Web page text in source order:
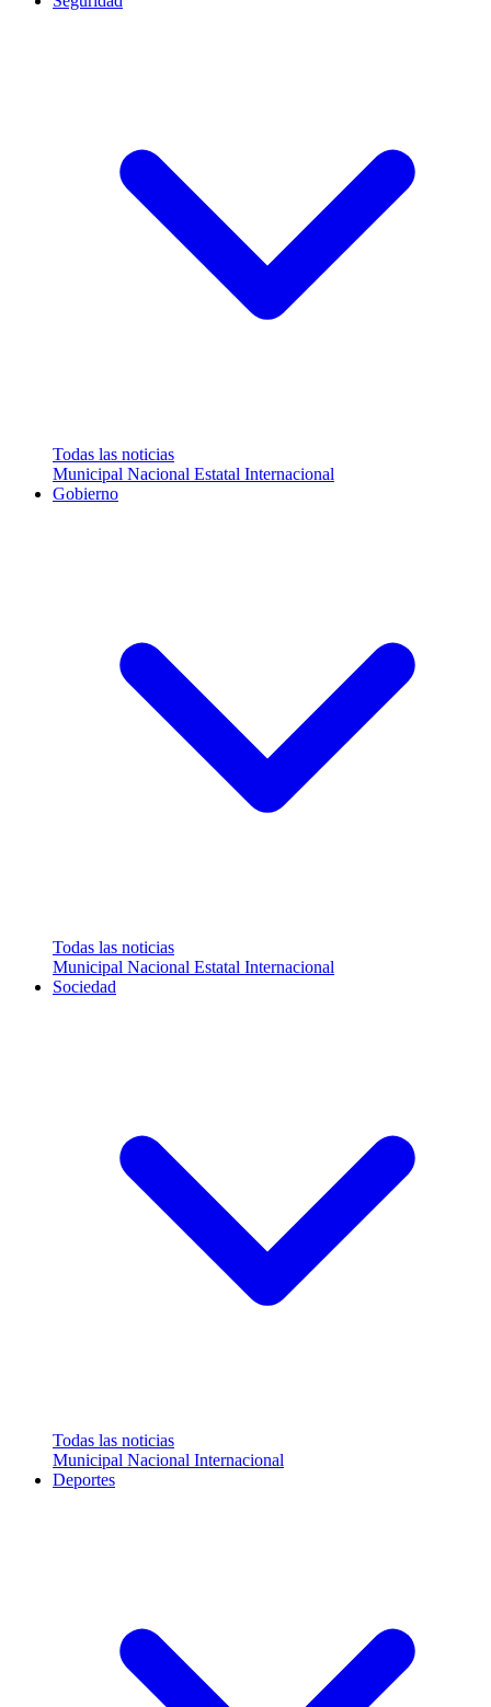
Todas las noticias
Municipal Nacional Estatal Internacional
Gobierno
Todas las noticias
Municipal Nacional Estatal Internacional
Sociedad
Todas las noticias
Municipal Nacional Internacional
Deportes